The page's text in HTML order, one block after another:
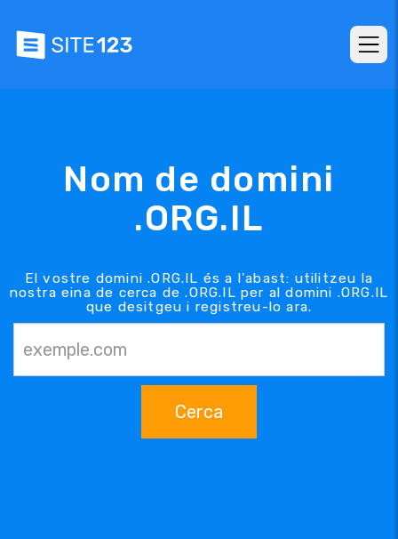
Nom de domini
.ORG.IL
El vostre domini .ORG.IL és a l'abast: utilitzeu la
nostra eina de cerca de .ORG.IL per al domini .ORG.IL
que desitgeu i registreu-lo ara.
Cerca